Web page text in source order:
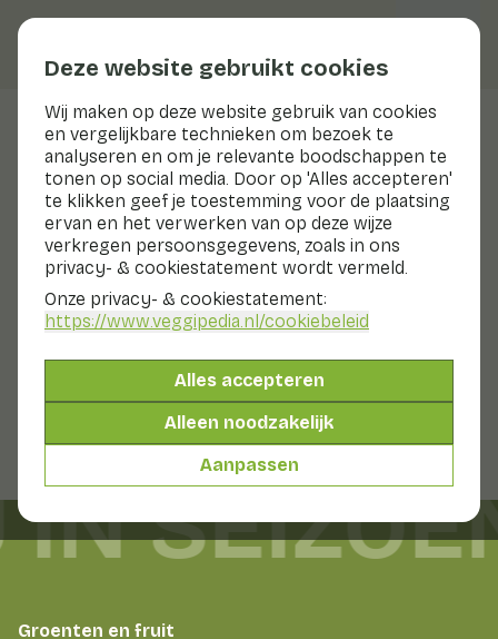
Deze website gebruikt cookies
Wij maken op deze website gebruik van cookies
en vergelijkbare technieken om bezoek te
analyseren en om je relevante boodschappen te
tonen op social media. Door op 'Alles accepteren'
te klikken geef je toestemming voor de plaatsing
ervan en het verwerken van op deze wijze
verkregen persoonsgegevens, zoals in ons
privacy- & cookiestatement wordt vermeld.
Onze privacy- & cookiestatement:
https://www.veggipedia.nl/cookiebeleid
Alles accepteren
Alleen noodzakelijk
Aanpassen
Gele ui
Voedingswaarden gele ui
Hieronder vind je een compleet overzicht van alle
voedingswaarden, met eventuele verschillende
bereidingswijzen.
Ui gekookt
Groenten en fruit